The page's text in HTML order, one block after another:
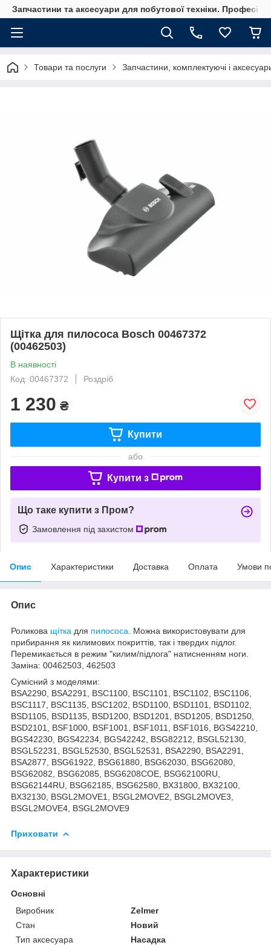
Запчастини та аксесуари для побутової техніки.
Товари та послуги Запчастини, комплектуючі і
Щітка для пилососа Bosch 00467372
(00462503)
В наявності
Код: 00467372
Роздріб
1 230 ₴
Купити
або
Купити з
Що таке купити з Пром?
Замовлення під захистом
Опис Характеристики Доставка Оплата Умови
Опис
Роликова щітка для пилососа . Можна використовувати для
прибирання як килимових покриттів, так і твердих підлог.
Перемикається в режим "килим/підлога" натисненням ноги.
Заміна: 00462503, 462503
Сумісний з моделями:
BSA2290, BSA2291, BSC1100, BSC1101, BSC1102, BSC1106,
BSC1117, BSC1135, BSC1202, BSD1100, BSD1101, BSD1102,
BSD1105, BSD1135, BSD1200, BSD1201, BSD1205, BSD1250,
BSD2101, BSF1000, BSF1001, BSF1011, BSF1016, BGS42210,
BGS42230, BGS42234, BGS42242, BSG82212, BSGL52130,
BSGL52231, BSGL52530, BSGL52531, BSA2290, BSA2291,
BSA2877, BSG61922, BSG61880, BSG62030, BSG62080,
BSG62082, BSG62085, BSG6208COE, BSG62100RU,
BSG62144RU, BSG62185, BSG62580, BX31800, BX32100,
BX32130, BSGL2MOVE1, BSGL2MOVE2, BSGL2MOVE3,
BSGL2MOVE4, BSGL2MOVE9
Приховати
Характеристики
Основні
Виробник
Zelmer
Стан
Новий
Тип аксесуара
Насадка